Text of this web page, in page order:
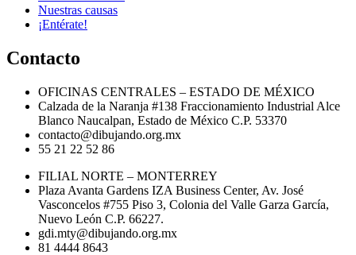
Nuestras causas
¡Entérate!
Contacto
OFICINAS CENTRALES – ESTADO DE MÉXICO
Calzada de la Naranja #138 Fraccionamiento Industrial Alce
Blanco Naucalpan, Estado de México C.P. 53370
contacto@dibujando.org.mx
55 21 22 52 86
FILIAL NORTE – MONTERREY
Plaza Avanta Gardens IZA Business Center, Av. José
Vasconcelos #755 Piso 3, Colonia del Valle Garza García,
Nuevo León C.P. 66227.
gdi.mty@dibujando.org.mx
81 4444 8643